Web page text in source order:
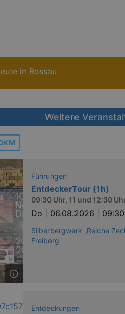
in Rossau
Weitere
Führungen
EntdeckerTour (1h)
09:30 Uhr, 11 und 12:30
Do | 06.08.2026 | 09:30
Silberbergwerk „Reiche
Freiberg
Entdeckungen